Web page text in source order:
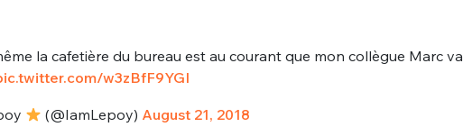
la cafetière du bureau est au courant que mon collègue Marc va
w3zBfF9YGI
(@IamLepoy) August 21, 2018
JE M'INSCRIS